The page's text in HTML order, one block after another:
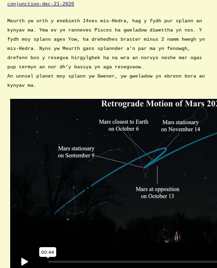
conjunction-dec-21-2020
Meurth yw orth y enebieth 14ves mis-Hedra, hag y fydh pur splann an
kynyav ma. Yma ev yn ranneves Pisces ha gweladow diwettha yn nos. Y
fydh moy splann ages Yow, ha drehedhes braster minus 2 namm hwegh yn
mis-Hedra. Nyns yw Meurth gans splannder a’n par ma yn fenowgh,
drefenn bos y resegva hirgylghek ha na wra an norvys neshe mar ogas
pup termyn an nor dh’y bassya yn aga resegvaow.
An unnsel planet moy splann yw Gwener, yw gweladow yn ebrenn bora an
kynyav ma.